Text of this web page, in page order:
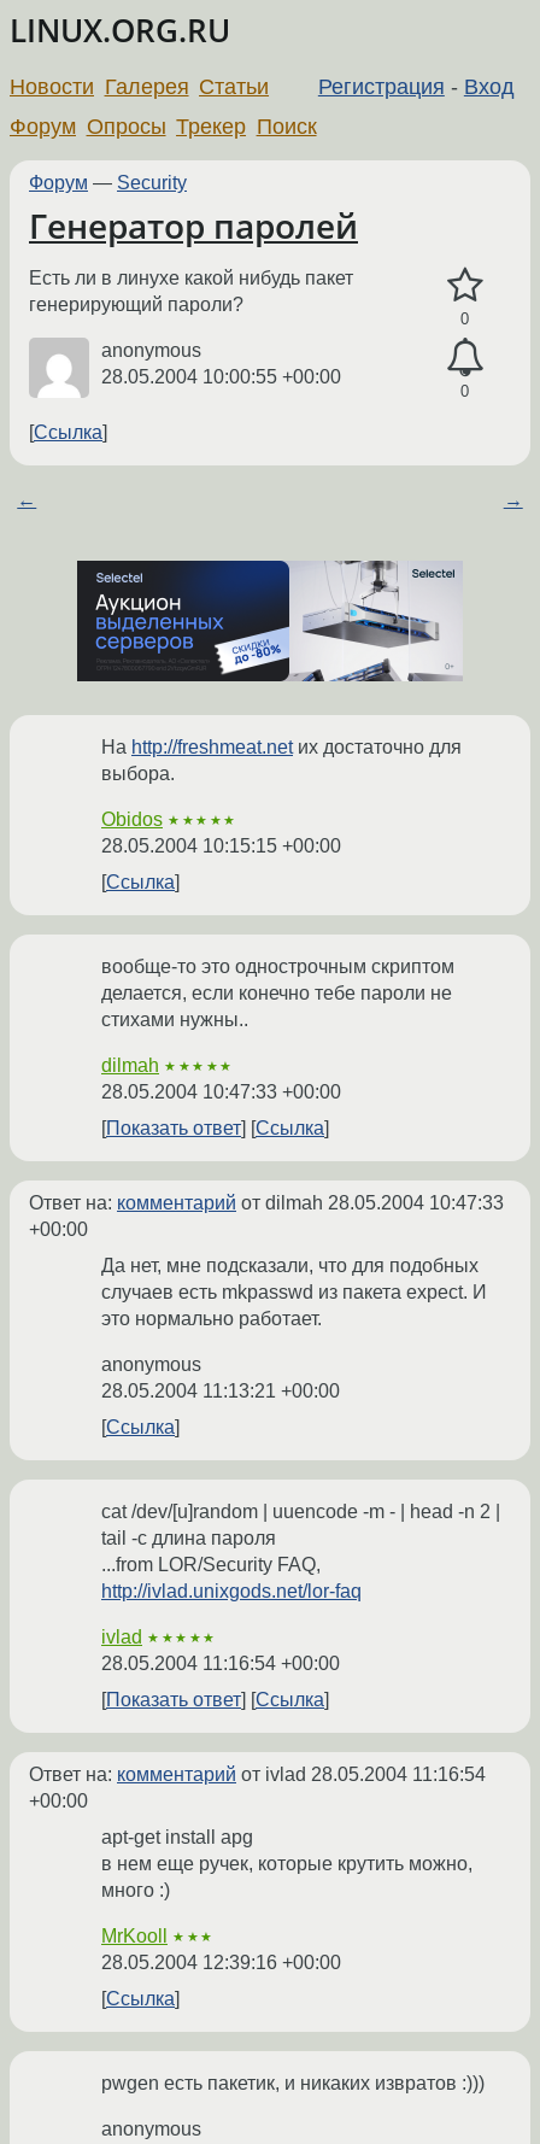
LINUX.ORG.RU
Регистрация - Вход
Новости Галерея Статьи
Форум Опросы Трекер Поиск
Форум — Security
Генератор паролей
0
0
Есть ли в линухе какой нибудь пакет
генерирующий пароли?
anonymous
28.05.2004 10:00:55 +00:00
Ссылка
← →
На http://freshmeat.netих достаточно для
выбора.
Obidos ★★★★★
28.05.2004 10:15:15 +00:00
Ссылка
вообще-то это однострочным скриптом
делается, если конечно тебе пароли не
стихами нужны..
dilmah ★★★★★
28.05.2004 10:47:33 +00:00
Показать ответ
Ссылка
Ответ на: комментарий от dilmah 28.05.2004 10:47:33
+00:00
Да нет, мне подсказали, что для подобных
случаев есть mkpasswd из пакета expect. И
это нормально работает.
anonymous
28.05.2004 11:13:21 +00:00
Ссылка
cat /dev/[u]random | uuencode -m - | head -n 2 |
tail -c длина пароля
...from LOR/Security FAQ,
http://ivlad.unixgods.net/lor-faq
ivlad ★★★★★
28.05.2004 11:16:54 +00:00
Показать ответ
Ссылка
Ответ на: комментарий от ivlad 28.05.2004 11:16:54
+00:00
apt-get install apg
в нем еще ручек, которые крутить можно,
много :)
MrKooll ★★★
28.05.2004 12:39:16 +00:00
Ссылка
pwgen есть пакетик, и никаких извратов :)))
anonymous